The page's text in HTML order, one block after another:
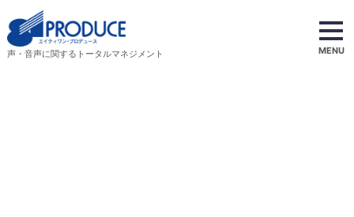
声・音声に関するトータルマネジメント MENU